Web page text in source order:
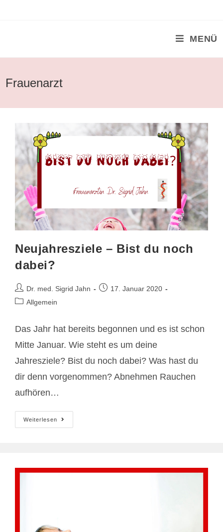
MENÜ
Frauenarzt
Neujahresziele – Bist du noch
dabei?
Beitrags-
Autor:
Dr. med. Sigrid Jahn
Beitrag17. Januar 2020
Beitrags-
Allgemein
Das Jahr hat bereits begonnen und es ist schon
Mitte Januar. Wie steht es um deine
Jahresziele? Bist du noch dabei? Was hast du
dir denn vorgenommen? Abnehmen Rauchen
aufhören…
Weiterlesen
Neujahresziele
–